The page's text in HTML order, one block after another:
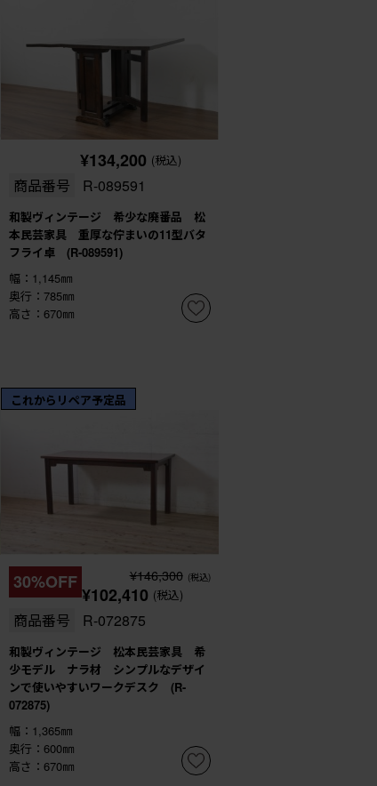
¥134,200 (税込)
商品番号 R-089591
和製ヴィンテージ 希少な廃番品 松
本民芸家具 重厚な佇まいの11型バタ
フライ卓 (R-089591)
幅：1,145㎜
奥行：785㎜
高さ：670㎜
これからリペア予定品
30%OFF ¥146,300 (税込)
¥102,410 (税込)
商品番号 R-072875
和製ヴィンテージ 松本民芸家具 希
少モデル ナラ材 シンプルなデザイ
ンで使いやすいワークデスク (R-
072875)
幅：1,365㎜
奥行：600㎜
高さ：670㎜